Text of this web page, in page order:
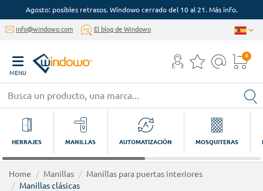
Agosto: posibles retrasos. Windowo cerrado del 10 al 21. Más info.
info@windowo.com El blog de Windowo
MENU
0
HERRAJES MANILLAS AUTOMATIZACIÓN MOSQUITERAS
Home Manillas
Manillas para puertas interiores
Manillas clásicas